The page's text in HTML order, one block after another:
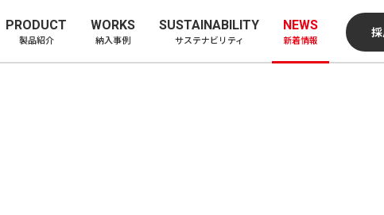
社
PRODUCT
製品紹介
WORKS
納入事例
SUSTAINABILITY
サステナビリティ
NEWS
新着情報